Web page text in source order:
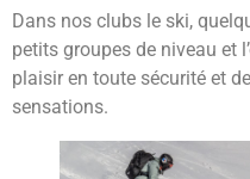
Dans nos clubs le ski,
petits groupes de niveau et
plaisir en toute sécurité et
sensations.